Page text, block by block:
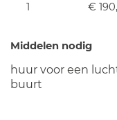
1
€
Middelen nodig
huur voor een
buurt